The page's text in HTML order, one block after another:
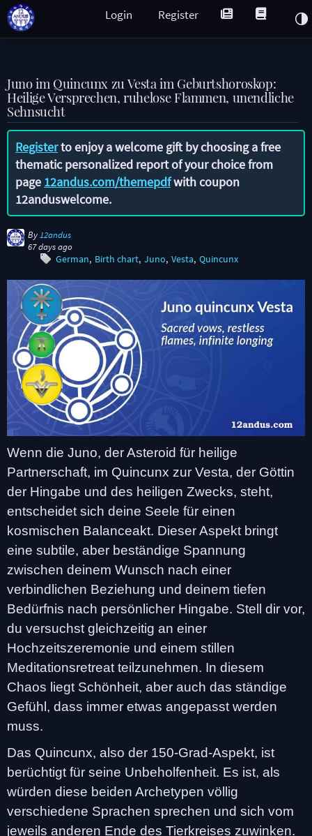
Register
Login
Juno im Quincunx zu Vesta im Geburtshoroskop:
Heilige Versprechen, ruhelose Flammen, unendliche
Sehnsucht
Registerto enjoy a welcome gift by choosing a free
thematic personalized report of your choice from
page 12andus.com/themepdfwith coupon
12anduswelcome.
By 12andus
67 days ago
German Birth chart Juno Vesta Quincunx
Wenn die Juno, der Asteroid für heilige
Partnerschaft, im Quincunx zur Vesta, der Göttin
der Hingabe und des heiligen Zwecks, steht,
entscheidet sich deine Seele für einen
kosmischen Balanceakt. Dieser Aspekt bringt
eine subtile, aber beständige Spannung
zwischen deinem Wunsch nach einer
verbindlichen Beziehung und deinem tiefen
Bedürfnis nach persönlicher Hingabe. Stell dir vor,
du versuchst gleichzeitig an einer
Hochzeitszeremonie und einem stillen
Meditationsretreat teilzunehmen. In diesem
Chaos liegt Schönheit, aber auch das ständige
Gefühl, dass immer etwas angepasst werden
muss.
Das Quincunx, also der 150-Grad-Aspekt, ist
berüchtigt für seine Unbeholfenheit. Es ist, als
würden diese beiden Archetypen völlig
verschiedene Sprachen sprechen und sich vom
jeweils anderen Ende des Tierkreises zuwinken.